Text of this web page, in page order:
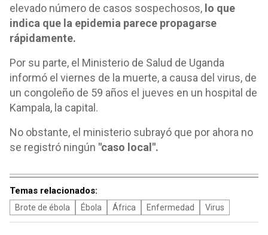
elevado número de casos sospechosos, lo que
indica que la epidemia parece propagarse
rápidamente.
Por su parte, el Ministerio de Salud de Uganda
informó el viernes de la muerte, a causa del virus, de
un congoleño de 59 años el jueves en un hospital de
Kampala, la capital.
No obstante, el ministerio subrayó que por ahora no
se registró ningún "caso local".
Temas relacionados:
Brote de ébola Ébola África Enfermedad Virus